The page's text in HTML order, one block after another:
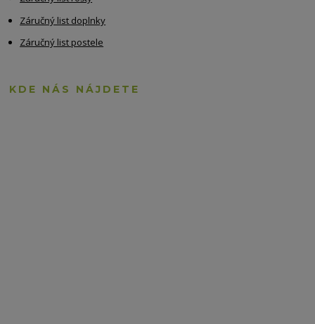
Záručný list doplnky
Záručný list postele
KDE NÁS NÁJDETE